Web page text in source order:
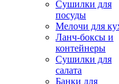
Сушилки для
посуды
Мелочи для
Ланч-боксы и
контейнеры
Сушилки для
салата
Банки для